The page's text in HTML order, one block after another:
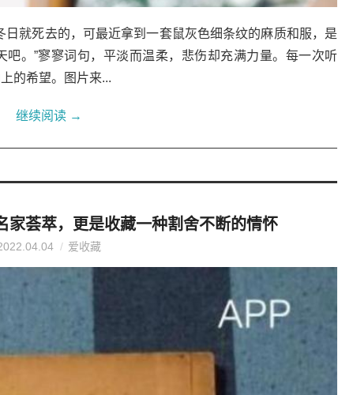
日就死去的，可最近拿到一套鼠灰色细条纹的麻质和服，是
。”寥寥词句，平淡而温柔，悲伤却充满力量。每一次听
的希望。图片来...
继续阅读 →
家荟萃，更是收藏一种割舍不断的情怀
爱收藏